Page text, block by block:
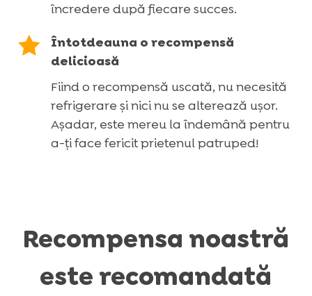
încredere după fiecare succes.

Întotdeauna o recompensă
delicioasă
Fiind o recompensă uscată, nu necesită
refrigerare și nici nu se alterează ușor.
Așadar, este mereu la îndemână pentru
a-ți face fericit prietenul patruped!
Recompensa noastră
este recomandată